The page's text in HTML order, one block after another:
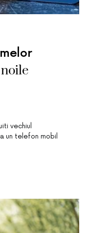
vechiul
un telefon mobil